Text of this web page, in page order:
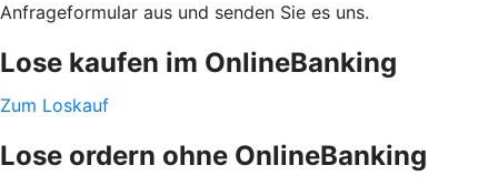
Anfrageformular aus und senden Sie es uns.
Lose kaufen im OnlineBanking
Zum Loskauf
Lose ordern ohne OnlineBanking